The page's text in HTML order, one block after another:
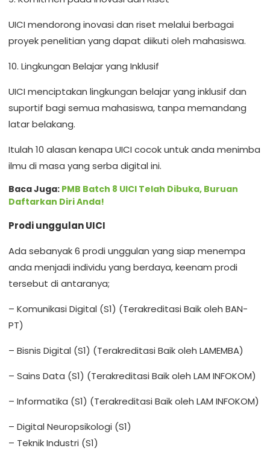
UICI mendorong inovasi dan riset melalui berbagai
proyek penelitian yang dapat diikuti oleh mahasiswa.
10. Lingkungan Belajar yang Inklusif
UICI menciptakan lingkungan belajar yang inklusif dan
suportif bagi semua mahasiswa, tanpa memandang
latar belakang.
Itulah 10 alasan kenapa UICI cocok untuk anda menimba
ilmu di masa yang serba digital ini.
Baca Juga: PMB Batch 8 UICI Telah Dibuka, Buruan
Daftarkan Diri Anda!
Prodi unggulan UICI
Ada sebanyak 6 prodi unggulan yang siap menempa
anda menjadi individu yang berdaya, keenam prodi
tersebut di antaranya;
– Komunikasi Digital (S1) (Terakreditasi Baik oleh BAN-
PT)
– Bisnis Digital (S1) (Terakreditasi Baik oleh LAMEMBA)
– Sains Data (S1) (Terakreditasi Baik oleh LAM INFOKOM)
– Informatika (S1) (Terakreditasi Baik oleh LAM INFOKOM)
– Digital Neuropsikologi (S1)
– Teknik Industri (S1)